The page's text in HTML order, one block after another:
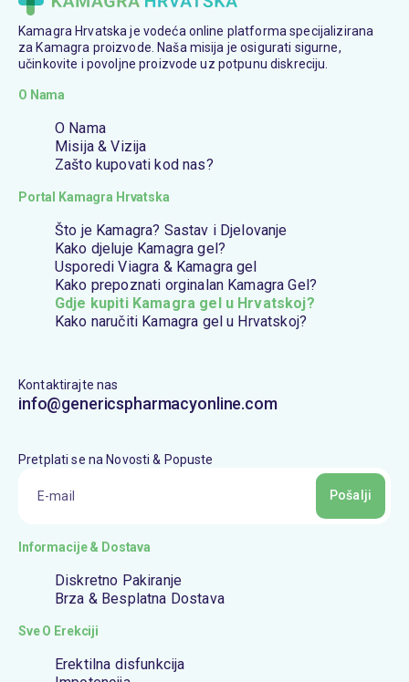
Kamagra Hrvatska je vodeća online platforma specijalizirana
za Kamagra proizvode. Naša misija je osigurati sigurne,
učinkovite i povoljne proizvode uz potpunu diskreciju.
O Nama
O Nama
Misija & Vizija
Zašto kupovati kod nas?
Portal Kamagra Hrvatska
Što je Kamagra? Sastav i Djelovanje
Kako djeluje Kamagra gel?
Usporedi Viagra & Kamagra gel
Kako prepoznati orginalan Kamagra Gel?
Gdje kupiti Kamagra gel u Hrvatskoj?
Kako naručiti Kamagra gel u Hrvatskoj?
Kontaktirajte nas
info@genericspharmacyonline.com
Pretplati se na Novosti & Popuste
Pošalji
Informacije & Dostava
Diskretno Pakiranje
Brza & Besplatna Dostava
Sve O Erekciji
Erektilna disfunkcija